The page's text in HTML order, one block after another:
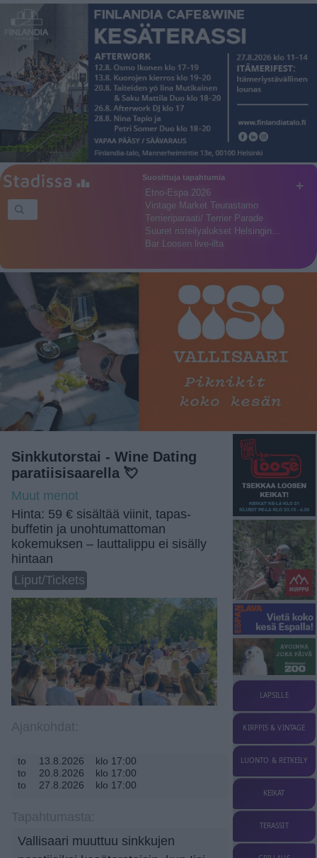
+
Suosittuja tapahtumia
Etno-Espa 2026
Vintage Market Teurastamo
Terrieriparaati/ Terrier Parade
Suuret risteilyalukset Helsingin…
Bar Loosen live-ilta
Sinkkutorstai - Wine Dating
paratiisisaarella 💘
Muut menot
Hinta: 59 € sisältää viinit, tapas-
buffetin ja unohtumattoman
kokemuksen – lauttalippu ei sisälly
hintaan
Liput/Tickets
to 13.8.2026
klo 17:00
to
20.8.2026
klo 17:00
to
27.8.2026 klo 17:00
Vallisaari muuttuu sinkkujen
LAPSILLE
KIRPPIS & VINTAGE
LUONTO & RETKEILY
KEIKAT
TERASSIT